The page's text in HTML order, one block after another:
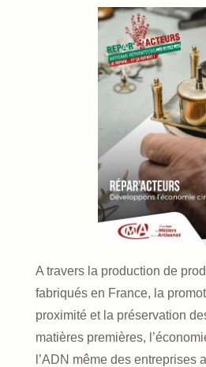
A travers la production de
fabriqués en France, la
proximité et la préservation
matières premières,
l’ADN même des entreprises